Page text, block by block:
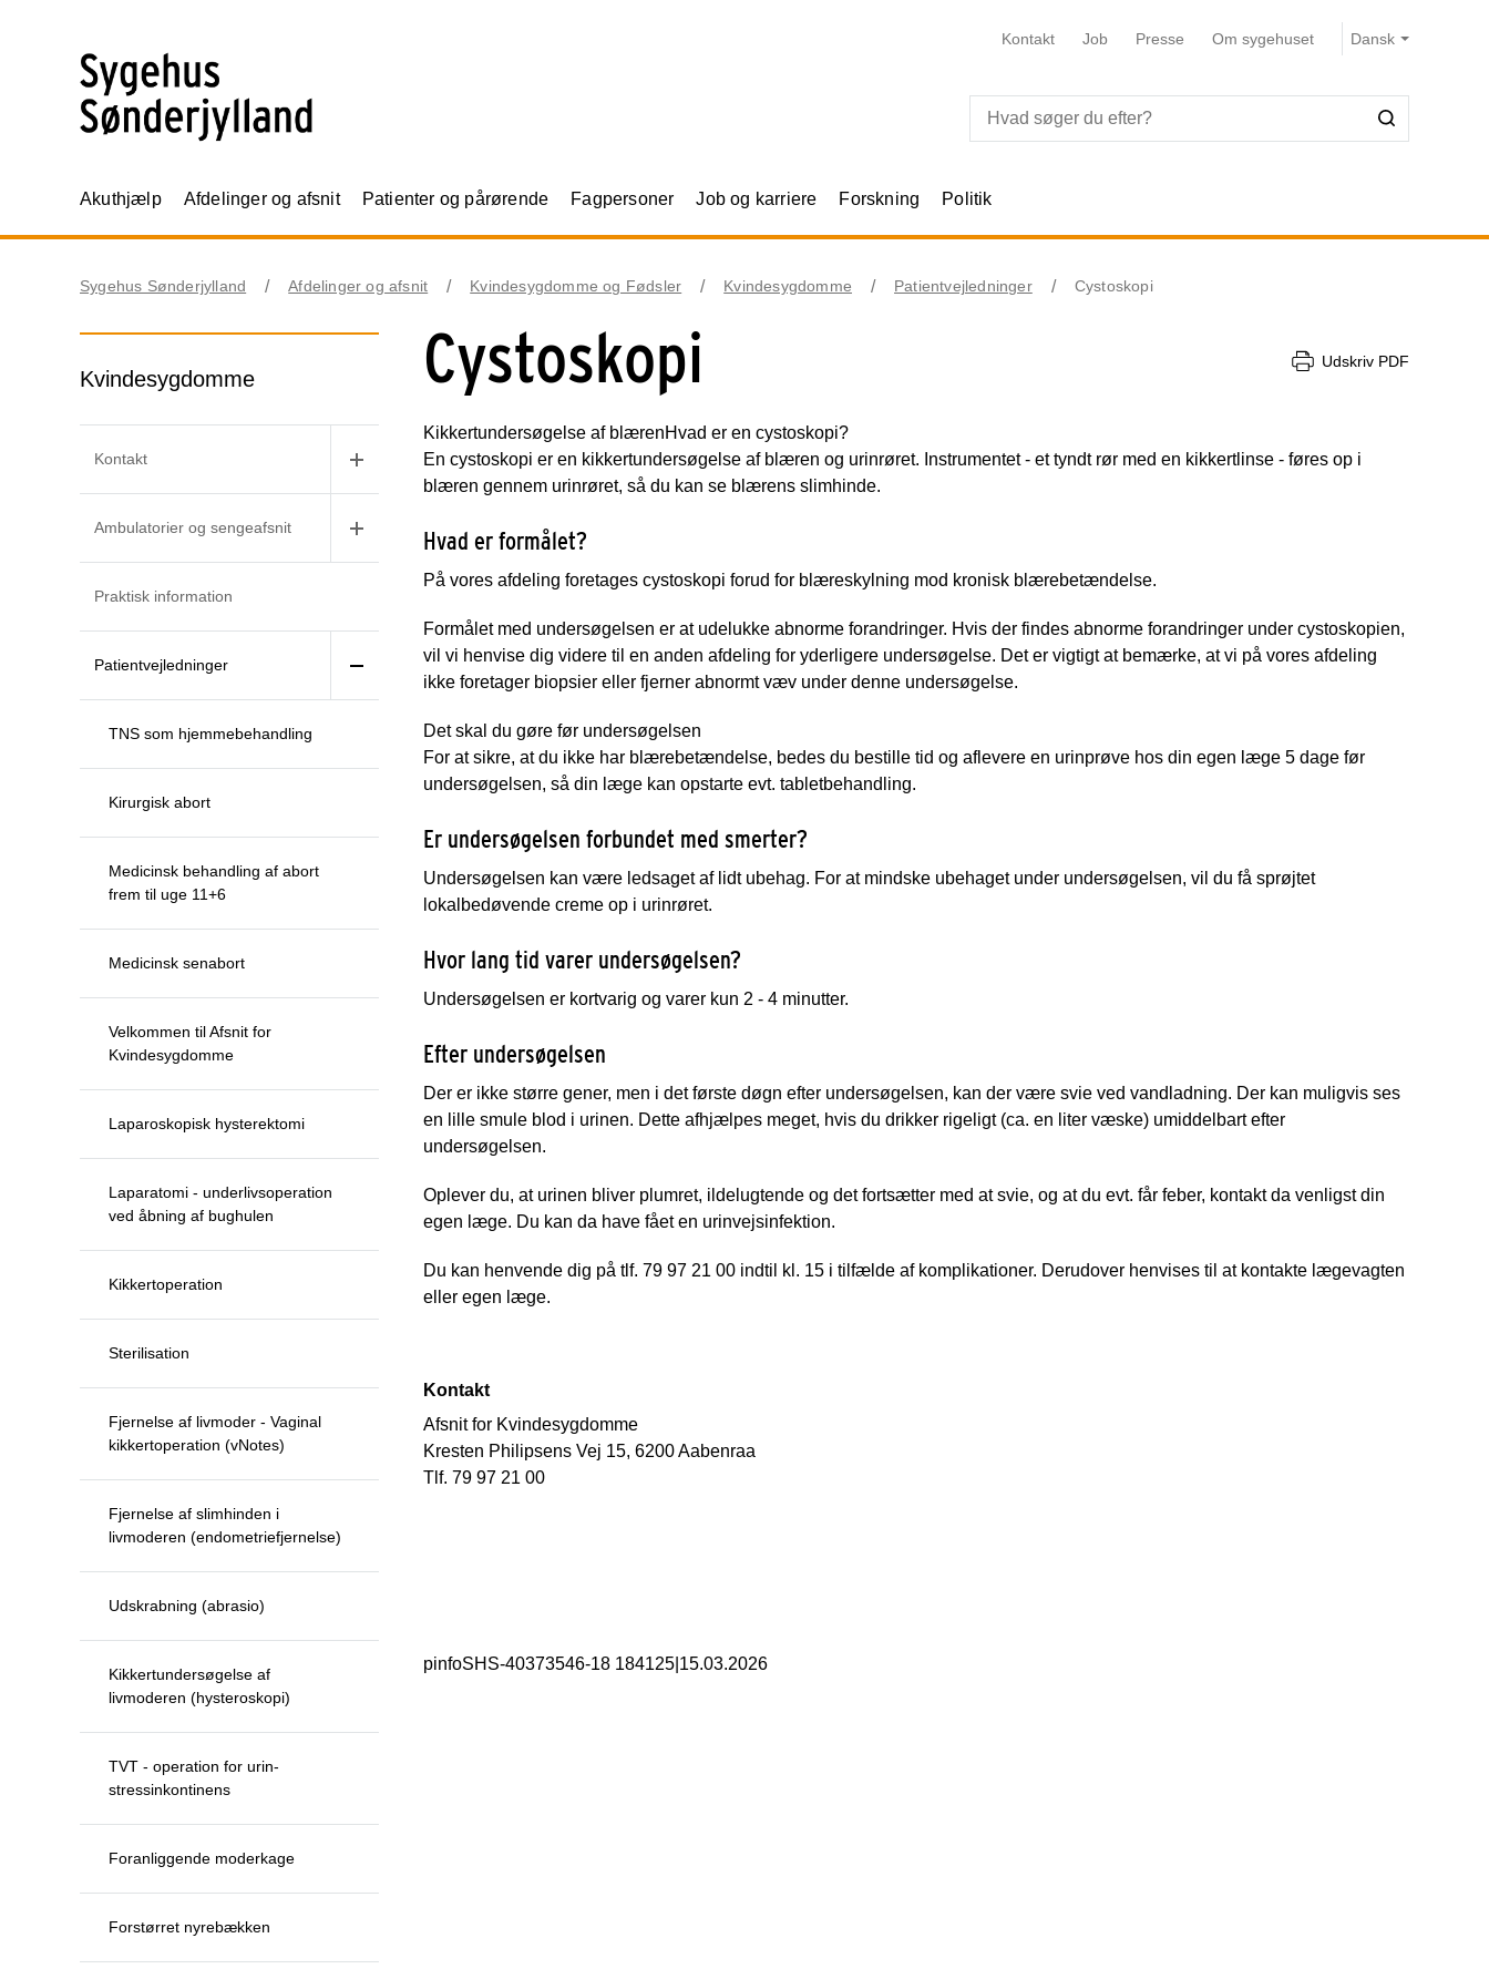
Kontakt Job Presse Om sygehuset
Akuthjælp Afdelinger og afsnit Patienter og pårørende Fagpersoner Job og karriere Forskning Politik
Sygehus Sønderjylland Afdelinger og afsnit Kvindesygdomme og Fødsler Kvindesygdomme Patientvejledninger Cystoskopi
Kvindesygdomme
Kontakt
Ambulatorier og sengeafsnit
Praktisk information
Patientvejledninger
TNS som hjemmebehandling
Kirurgisk abort
Medicinsk behandling af abort
frem til uge 11+6
Medicinsk senabort
Velkommen til Afsnit for
Kvindesygdomme
Laparoskopisk hysterektomi
Laparatomi - underlivsoperation
ved åbning af bughulen
Kikkertoperation
Sterilisation
Fjernelse af livmoder - Vaginal
kikkertoperation (vNotes)
Fjernelse af slimhinden i
livmoderen (endometriefjernelse)
Udskrabning (abrasio)
Kikkertundersøgelse af
livmoderen (hysteroskopi)
TVT - operation for urin-
stressinkontinens
Foranliggende moderkage
Forstørret nyrebækken
Cystoskopi Udskriv PDF
Kikkertundersøgelse af blærenHvad er en cystoskopi?
En cystoskopi er en kikkertundersøgelse af blæren og urinrøret. Instrumentet - et tyndt rør med en kikkertlinse - føres op i
blæren gennem urinrøret, så du kan se blærens slimhinde.
Hvad er formålet?
På vores afdeling foretages cystoskopi forud for blæreskylning mod kronisk blærebetændelse.
Formålet med undersøgelsen er at udelukke abnorme forandringer. Hvis der findes abnorme forandringer under cystoskopien,
vil vi henvise dig videre til en anden afdeling for yderligere undersøgelse. Det er vigtigt at bemærke, at vi på vores afdeling
ikke foretager biopsier eller fjerner abnormt væv under denne undersøgelse.
Det skal du gøre før undersøgelsen
For at sikre, at du ikke har blærebetændelse, bedes du bestille tid og aflevere en urinprøve hos din egen læge 5 dage før
undersøgelsen, så din læge kan opstarte evt. tabletbehandling.
Er undersøgelsen forbundet med smerter?
Undersøgelsen kan være ledsaget af lidt ubehag. For at mindske ubehaget under undersøgelsen, vil du få sprøjtet
lokalbedøvende creme op i urinrøret.
Hvor lang tid varer undersøgelsen?
Undersøgelsen er kortvarig og varer kun 2 - 4 minutter.
Efter undersøgelsen
Der er ikke større gener, men i det første døgn efter undersøgelsen, kan der være svie ved vandladning. Der kan muligvis ses
en lille smule blod i urinen. Dette afhjælpes meget, hvis du drikker rigeligt (ca. en liter væske) umiddelbart efter
undersøgelsen.
Oplever du, at urinen bliver plumret, ildelugtende og det fortsætter med at svie, og at du evt. får feber, kontakt da venligst din
egen læge. Du kan da have fået en urinvejsinfektion.
Du kan henvende dig på tlf. 79 97 21 00 indtil kl. 15 i tilfælde af komplikationer. Derudover henvises til at kontakte lægevagten
eller egen læge.
Kontakt
Afsnit for Kvindesygdomme
Kresten Philipsens Vej 15, 6200 Aabenraa
Tlf. 79 97 21 00
pinfoSHS-40373546-18 184125 15.03.2026